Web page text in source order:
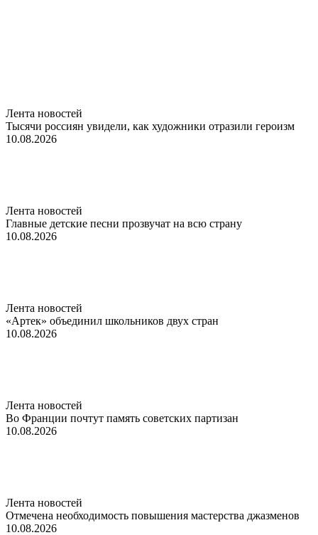
Лента новостей
Тысячи россиян увидели, как художники отразили героизм
10.08.2026
Лента новостей
Главные детские песни прозвучат на всю страну
10.08.2026
Лента новостей
«Артек» объединил школьников двух стран
10.08.2026
Лента новостей
Во Франции почтут память советских партизан
10.08.2026
Лента новостей
Отмечена необходимость повышения мастерства джазменов
10.08.2026